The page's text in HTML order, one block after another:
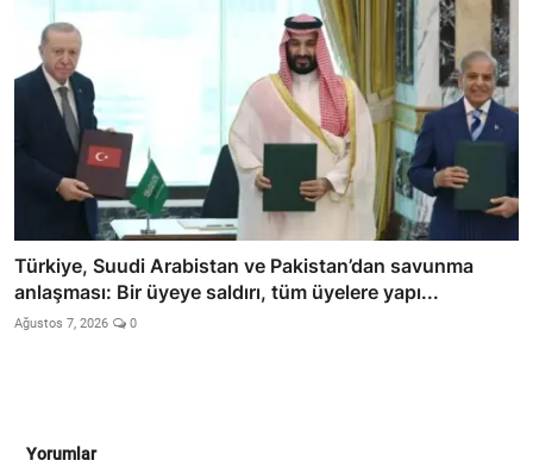
Türkiye, Suudi Arabistan ve Pakistan’dan savunma
anlaşması: Bir üyeye saldırı, tüm üyelere yapı...
Ağustos 7, 2026 0
Yorumlar